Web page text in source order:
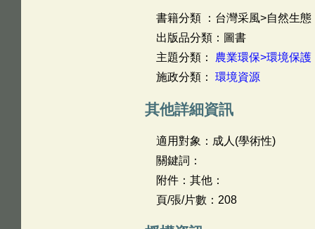
書籍分類 ：台灣采風>自然生態
出版品分類：圖書
主題分類： 農業環保>環境保護
施政分類： 環境資源
其他詳細資訊
適用對象：成人(學術性)
關鍵詞：
附件：其他：
頁/張/片數：208